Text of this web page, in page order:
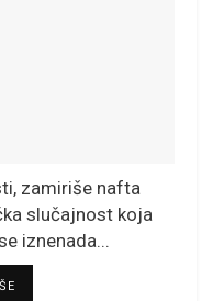
zamiriše nafta
slučajnost koja
iznenada...
DETAILS